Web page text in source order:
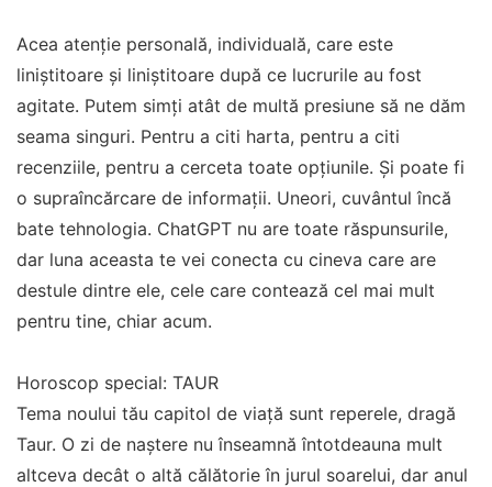
Acea atenție personală, individuală, care este
liniștitoare și liniștitoare după ce lucrurile au fost
agitate. Putem simți atât de multă presiune să ne dăm
seama singuri. Pentru a citi harta, pentru a citi
recenziile, pentru a cerceta toate opțiunile. Și poate fi
o supraîncărcare de informații. Uneori, cuvântul încă
bate tehnologia. ChatGPT nu are toate răspunsurile,
dar luna aceasta te vei conecta cu cineva care are
destule dintre ele, cele care contează cel mai mult
pentru tine, chiar acum.
Horoscop special: TAUR
Tema noului tău capitol de viață sunt reperele, dragă
Taur. O zi de naștere nu înseamnă întotdeauna mult
altceva decât o altă călătorie în jurul soarelui, dar anul